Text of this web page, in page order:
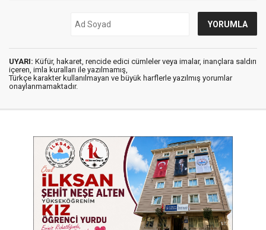
UYARI: Küfür, hakaret, rencide edici cümleler veya imalar, inançlara saldırı
içeren, imla kuralları ile yazılmamış,
Türkçe karakter kullanılmayan ve büyük harflerle yazılmış yorumlar
onaylanmamaktadır.